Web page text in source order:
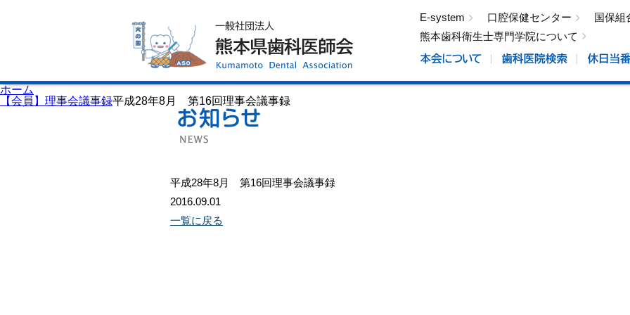
E-system 口腔保健センター
国保組
熊本歯科衛生士専門学院について
ホーム
【会員】理事会議事録平成28年8月 第16回理事会議事録
平成28年8月 第16回理事会議事録
2016.09.01
一覧に戻る
歯科医院検索
休日当番医
イベント案内
歯の豆知識
口腔保健センター
国保組合からのお知らせ
熊本歯科衛生士専門学院
会員専用ページ
プライバシーポリシー
サイトマップ